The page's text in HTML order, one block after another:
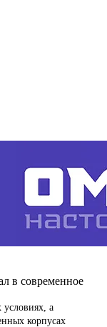
в современное
а
корпусах